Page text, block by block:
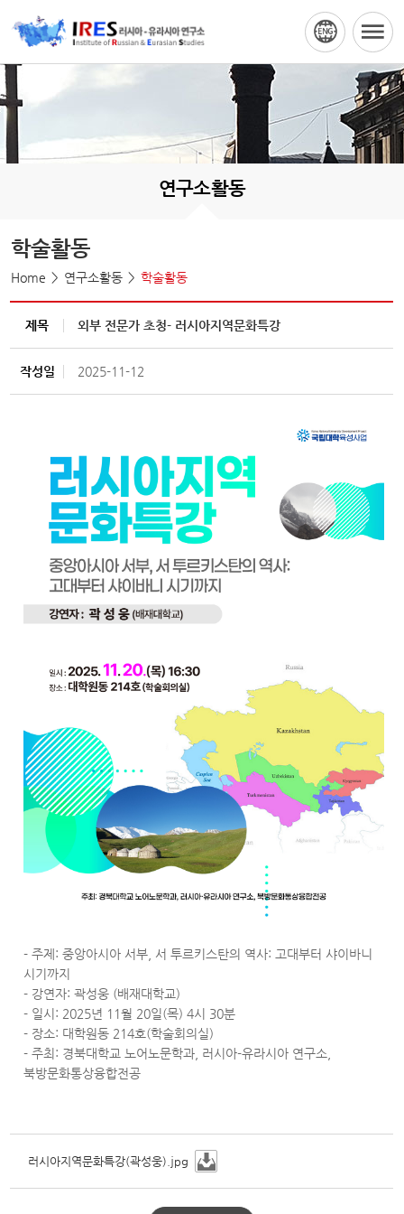
연구소활동
학술활동
Home 연구소활동 학술활동
제목 외부 전문가 초청- 러시아지역문화특강
작성일 2025-11-12
- 주제: 중앙아시아 서부, 서 투르키스탄의 역사: 고대부터 샤이바니
시기까지
- 강연자: 곽성웅 (배재대학교)
- 일시: 2025년 11월 20일(목) 4시 30분
- 장소: 대학원동 214호(학술회의실)
- 주최: 경북대학교 노어노문학과, 러시아-유라시아 연구소,
북방문화통상융합전공
러시아지역문화특강(곽성웅).jpg